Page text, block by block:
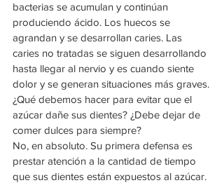
bacterias se acumulan y continúan
produciendo ácido. Los huecos se
agrandan y se desarrollan caries. Las
caries no tratadas se siguen desarrollando
hasta llegar al nervio y es cuando siente
dolor y se generan situaciones más graves.
¿Qué debemos hacer para evitar que el
azúcar dañe sus dientes? ¿Debe dejar de
comer dulces para siempre?
No, en absoluto. Su primera defensa es
prestar atención a la cantidad de tiempo
que sus dientes están expuestos al azúcar.